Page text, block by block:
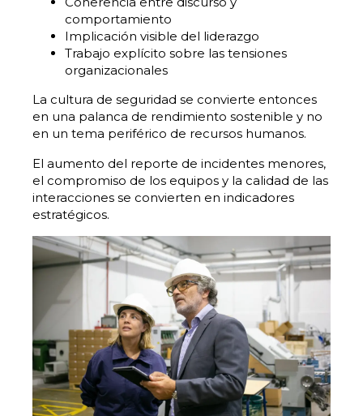
comportamiento
Implicación visible del liderazgo
Trabajo explícito sobre las tensiones
organizacionales
La cultura de seguridad se convierte entonces
en una palanca de rendimiento sostenible y no
en un tema periférico de recursos humanos.
El aumento del reporte de incidentes menores,
el compromiso de los equipos y la calidad de las
interacciones se convierten en indicadores
estratégicos.